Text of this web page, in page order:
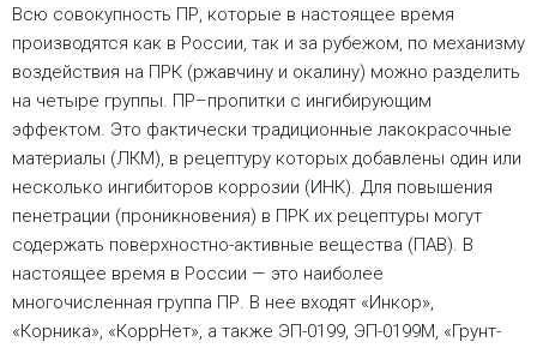
Всю совокупность ПР, которые в настоящее время
производятся как в России, так и за рубежом, по механизму
воздействия на ПРК (ржавчину и окалину) можно разделить
на четыре группы. ПР–пропитки с ингибирующим
эффектом. Это фактически традиционные лакокрасочные
материалы (ЛКМ), в рецептуру которых добавлены один или
несколько ингибиторов коррозии (ИНК). Для повышения
пенетрации (проникновения) в ПРК их рецептуры могут
содержать поверхностно-активные вещества (ПАВ). В
настоящее время в России — это наиболее
многочисленная группа ПР. В нее входят «Инкор»,
«Корника», «КоррНет», а также ЭП-0199, ЭП-0199М, «Грунт-